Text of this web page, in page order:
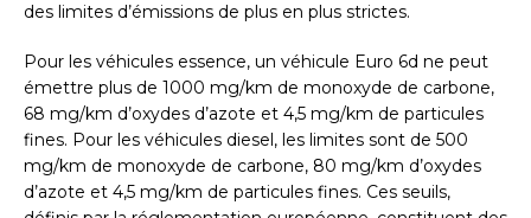
des limites d’émissions de plus en plus strictes.
Pour les véhicules essence, un véhicule Euro 6d ne peut
émettre plus de 1000 mg/km de monoxyde de carbone,
68 mg/km d’oxydes d’azote et 4,5 mg/km de particules
fines. Pour les véhicules diesel, les limites sont de 500
mg/km de monoxyde de carbone, 80 mg/km d’oxydes
d’azote et 4,5 mg/km de particules fines. Ces seuils,